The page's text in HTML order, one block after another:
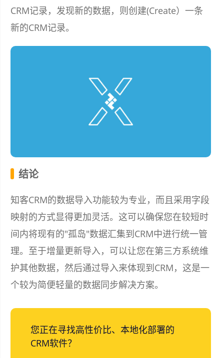
CRM记录，发现新的数据，则创建(Create）一条
新的CRM记录。
结论
知客CRM的数据导入功能较为专业，而且采用字段
映射的方式显得更加灵活。这可以确保您在较短时
间内将现有的"孤岛"数据汇集到CRM中进行统一管
理。至于增量更新导入，可以让您在第三方系统维
护其他数据，然后通过导入来体现到CRM，这是一
个较为简便轻量的数据同步解决方案。
您正在寻找高性价比、本地化部署的
CRM软件？